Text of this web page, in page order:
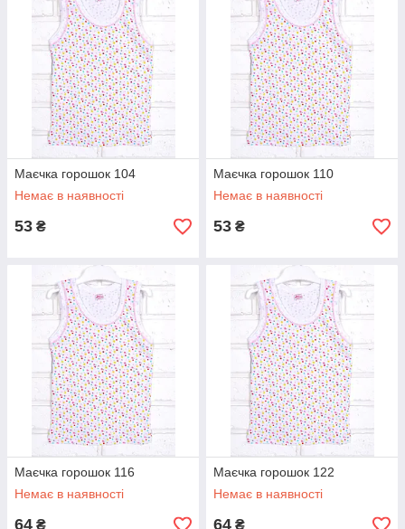
Маєчка горошок 104
Немає в наявності
53 ₴
Маєчка горошок 110
Немає в наявності
53 ₴
Маєчка горошок 116
Немає в наявності
64 ₴
Маєчка горошок 122
Немає в наявності
64 ₴